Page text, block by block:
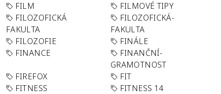
FILM
FILMOVÉ TIPY
FILOZOFICKÁ
FAKULTA
FILOZOFICKÁ-
FAKULTA
FILOZOFIE
FINÁLE
FINANCE
FINANČNÍ-
GRAMOTNOST
FIREFOX
FIT
FITNESS
FITNESS 14